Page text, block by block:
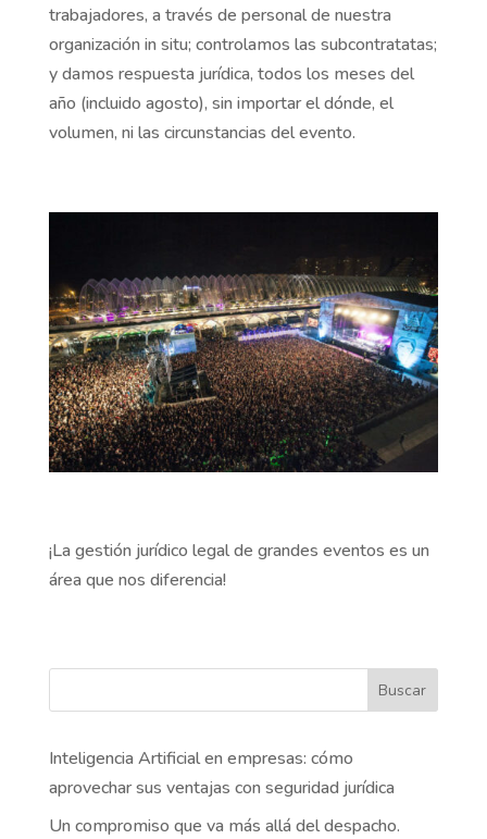
trabajadores, a través de personal de nuestra
organización in situ; controlamos las subcontratatas;
y damos respuesta jurídica, todos los meses del
año (incluido agosto), sin importar el dónde, el
volumen, ni las circunstancias del evento.
¡La gestión jurídico legal de grandes eventos es un
área que nos diferencia!
Buscar
Inteligencia Artificial en empresas: cómo
aprovechar sus ventajas con seguridad jurídica
Un compromiso que va más allá del despacho.